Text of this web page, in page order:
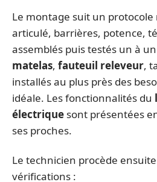
Le montage suit un
articulé, barrières, potence,
assemblés puis testés un à
matelas, fauteuil releveur,
installés au plus près des
idéale. Les fonctionnalités du
électrique sont présentées
ses proches.
Le technicien procède
vérifications :